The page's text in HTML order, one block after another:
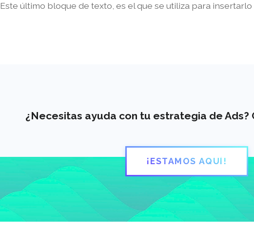
Este último bloque de texto, es el que se utiliza para
¿Necesitas ayuda con tu estrategia de Ads?
¡ESTAMOS AQUÍ!